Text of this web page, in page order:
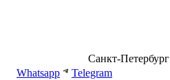
Санкт-Петербург
Whatsapp
Telegram